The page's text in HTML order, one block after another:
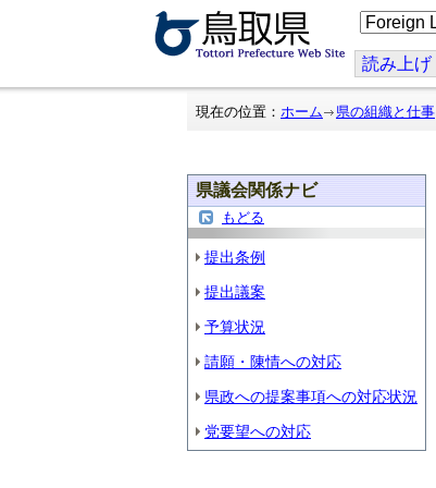
こ
の
ジ
を
翻
読み上げ
現在の位置： ホーム 県の組織と仕事
県議会関係ナビ
もどる
提出条例
提出議案
予算状況
請願・陳情への対応
県政への提案事項への対応状況
党要望への対応